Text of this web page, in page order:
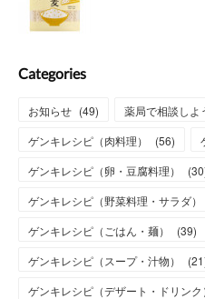
Categories
お知らせ (49) 薬局で相談しよ
ゲンキレシピ（肉料理）
(56)
ゲンキレシピ（卵・豆腐料理）
(30
ゲンキレシピ（野菜料理・サラダ）
ゲンキレシピ（ごはん・麺）
(39)
ゲンキレシピ（スープ・汁物）
(21
ゲンキレシピ（デザート・ドリンク